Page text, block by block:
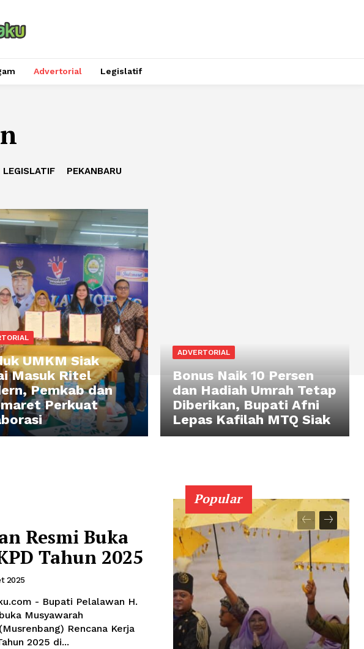
Advertorial Legislatif
LEGISLATIF PEKANBARU
UMKM Siak
Masuk Ritel
Pemkab dan
Perkuat
ADVERTORIAL
Bonus Naik 10 Persen
dan Hadiah Umrah Tetap
Diberikan, Bupati Afni
Lepas Kafilah MTQ Siak
Resmi Buka
Tahun 2025
2025
- Bupati Pelalawan H.
Musyawarah
Rencana Kerja
2025 di...
Popular